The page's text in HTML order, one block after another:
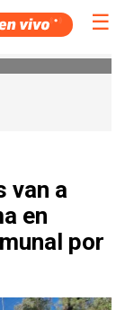
☰
van a
en
por